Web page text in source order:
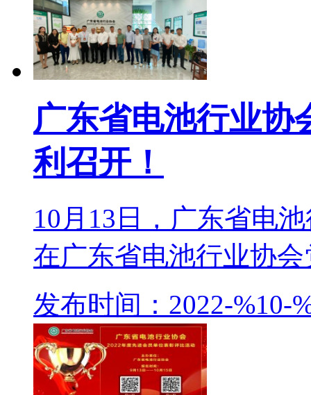
广东省电池行业协
利召开！
10月13日，广东省电
在广东省电池行业协
发布时间：2022-%10-